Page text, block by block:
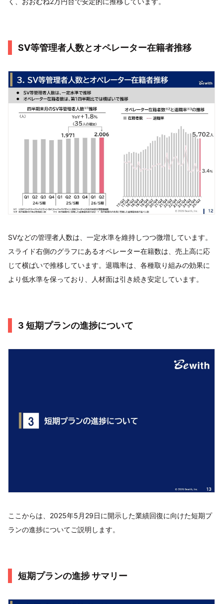
SV等管理者人数とオペレーター在籍者推移
SVなどの管理者人数は、一定水準を維持しつつ微増しています。
スライド右側のグラフにあるオペレーター在籍数は、売上高に応
じて横ばいで推移しています。退職率は、各種取り組みの効果に
より低水準を保っており、人材面は引き続き安定しています。
3 短期プランの進捗について
ここからは、2025年5月29日に開示した業績回復に向けた短期プ
ランの進捗についてご説明します。
短期プランの進捗 サマリー